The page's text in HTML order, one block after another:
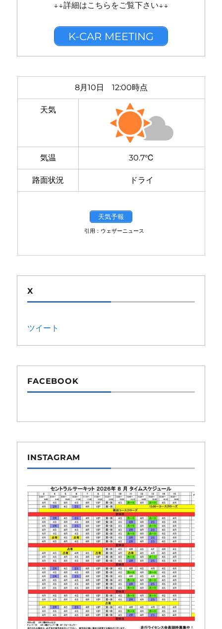
↓↓詳細はこちらをご覧下さい↓↓
K-CAR MEETING
8月10日 12:00時点
天気
気温 30.7℃
路面状況 ドライ
天気予報
引用：ウェザーニュース
X
ツイート
FACEBOOK
INSTAGRAM